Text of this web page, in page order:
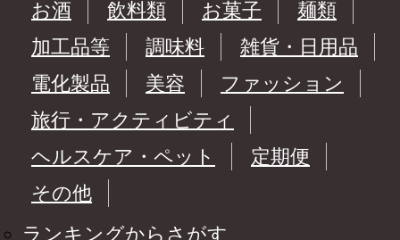
お酒
飲料類 お菓子
麺類
加工品等
調味料
雑貨・日用品
電化製品
美容
ファッション
旅行・アクティビティ
ヘルスケア・ペット
定期便
その他
ランキングからさがす